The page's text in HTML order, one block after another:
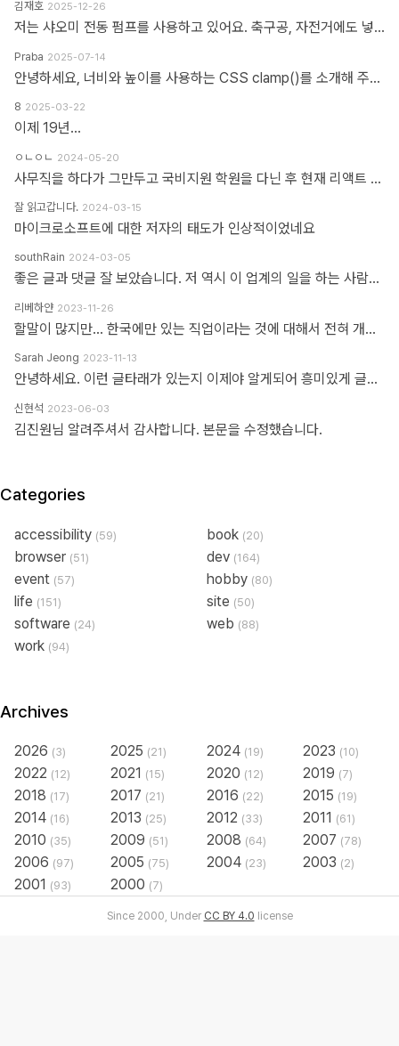
김재호 2025-12-26
저는 샤오미 전동 펌프를 사용하고 있어요. 축구공, 자전거에도 넣을 수 있고 자동차 바퀴에도 넣을 수 있어요. 아주 만족스럽습니다.
Praba 2025-07-14
안녕하세요, 너비와 높이를 사용하는 CSS clamp()를 소개해 주셔서 감사합니다. 작업 부담을 최소화하기 위해 calc(), min, max 등 언급하신 모든 기능을 갖춘 도구를 개발했습니다. https://clampgenerator.com/tools/layout-spacing-size/?property=width 에서 확인해 보세요. 즐거운 코딩 되세요.
8 2025-03-22
이제 19년...
ㅇㄴㅇㄴ 2024-05-20
사무직을 하다가 그만두고 국비지원 학원을 다닌 후 현재 리액트 개발자로 일하고 있습니다 다행인지 불행인지(?) 컴퓨터 학원을 간게 아니라 디자인 학원을 가게 되었고 그곳에서는 퍼블리셔와 프론트엔드 개발자의 용어를 혼동해서 사용하였습니다 즉 저는 한동한 "HTML 마크업 + 스타일링 + 약간의 이벤트" 오로지 "사용자가 보고 있는 부분"만 다루는 작업이 "프론트엔드 개발"로 알고 있었습니다 ============> 우리가 흔히 퍼블리셔라고 불리는 영역입니다 하지만 학습할수록 사용자 영역과 소위 백엔드라고 불리는 영역과의 호환이 필요하다는 것을 알게 되었고 그때부터 지금까지 배웠던것과 전혀 다른 역할과 기능들을 학습하게 되었습니다 즉 자바스크립트도 event와 document 부분이 아닌 배열과 객체를 편집하는 것을 배워야 하고 API를 호출해 어떻게 사용자 영역으로 가져와야 하는가 등등 기존 퍼블리셔 역할군과 전혀 다른 것들을 다루게 되었습니다 ============> 이것이 프론트엔드 영역입니다 제가 두 가지 길을 모두 걸어본 바 프론트엔드 개발은 퍼블리셔의 완벽한 상위 호환이고 추구하는 목적도, 기술도 완전히 다릅니다 처음부터 다른 길을 가야하고 생각의 구조도 다르게 가야합니다 그런 의미에서 처음에 퍼블리셔라는 말이 처음에는 편가르기 하는것처럼 싫었지만 지금은 명확하게 길을 제시한다는 관점에서 좋다는 생각을 해봅니다
잘 읽고갑니다. 2024-03-15
마이크로소프트에 대한 저자의 태도가 인상적이었네요
southRain 2024-03-05
좋은 글과 댓글 잘 보았습니다. 저 역시 이 업계의 일을 하는 사람으로써 '웹퍼블리셔' 라는 단어를 만드신 분을 이제 알았네요. 해당 용어를 만들어주셔서 감사합니다. 그 덕에 제 업무에 대한 명확한 기준을 세울 수 있었습니다. 전 이제껏 '웹퍼블리셔' 라는 직무에 부끄러운 적 없었습니다. '웹 퍼블리셔' 라는 직무를 부끄러워 하는 건, 본인이 해당 업무를 제대로 이해하지 못하고 잘 수행하지 못하기 때문이라고 생각해요. 해외와 국내의 개발업무 포지션에 대한 단어가 다를 뿐인데, 유독 국내 개발자들 중에는 굳이 급을 나누는 분들이 많더라구요. 근데 그렇게 급을 나누는 만큼 기본이 되어있는지 의심스러울 때도 많았습니다. 퍼블리셔와 상의없이 css framework 로 화면 대충 만들다가... 디자이너 요청 대로 화면 수정 못하고 대뜸 찾아와서는 수정해달라고 하는 적도 많았고... 만들어 준 화면도 자기 맘대로 이것저것 손대다가 오히려 화면 다 틀어지는 경우도 많이 봤습니다. 이런 걸 보면 오히려 '프론트엔드 개발자' 라고 본인을 지칭하는 분들이 해외와 전혀 다른 개념으로 이해하고 있는 게 아닌가 라는 생각도 들었습니다. 이제는 면역이 되서... 그런 분들 만나면 '그러려니...' 하고 말지만요. ㅎㅎ 각자가 맡은 업무가 있는 거고, 각자의 업무를 서로 존중하는 환경이 필요하다고 생각합니다. 그리고 각자의 자리에서 본인 업무를 충실하면 되지 않을까 싶습니다.
리베하얀 2023-11-26
할말이 많지만... 한국에만 있는 직업이라는 것에 대해서 전혀 개의치도 않고 부끄러워할 이유도 없다고 봅니다. 이 직업군에 대해서 이해라며녀 00년대에 무슨일이 일어났었는지.. 알필요가 있고 국내만의 특수한 환경때문에 만들어진 직업군이고... 근래에 들어 국제화가 되면서 문제시 몇몇분이 문제삼는것 같은데... 본인의 업무 바운더리는 본인이 만드는거지.. 그 단어안에 갇혀서 본인의 수준이나 인식을 만든다고 보지 않습니다. 코더니 UI개발자니, 퍼블리셔니, FE니.. 웹마스터니 풀스택이니 ㅎㅎ 많은 직업군으로 불리우고 있지만 솔직히 본인의 역량에 따라 불리운다고 생각합니다. 당시에 신현석님이 던진 하나의 단어에 여전히 밥먹고 살고 있고, 때때론 자부심도 느낍니다.
Sarah Jeong 2023-11-13
안녕하세요. 이런 글타래가 있는지 이제야 알게되어 흥미있게 글타래를 읽어보았네요. 제가 방금 글타래라고 쓴것처럼, 댓글이라는 단어에도 여러 다른 이름이 존재한다는 것을 우리는 암묵적으로 알고 있을 거라 생각하는데요 EX 1.) 글타래(민 우리말. 인터넷 게시판에서 어떤 게시글과 그에 대한 답신으로 쓰여진 게시글들의 모임. [NAVER 국어사전 글 인용]) = 댓글(게시물 밑에 남길 수 있는 글을 표현한 단어) = 코멘트(영어 코멘트를 한국어로 표현한 단어) = 리플(영어 reple을 한국어로 표현한 단어) = 스레드(thread) EX 2.) Height(사물의 높이, 사람의 키&신장, 키가 높음, 지상으로부터의 고도) 해당 단어는 발음에서 논란이 된적이 있습니다. (설마.. 고인물만 아는 거일지도...T^T..) 미국, 영국 등 주요국가에서는 해당 단어의 발음을 한국어 발음 표현으로 '하이트' or '하잍' 라고 읽으나, 스페인어로 해당 단어는 '헤이트' or '헤잍' 라고 읽습니다. 전 세계적으로 스페인어를 쓰는 인구는 2019년 3월 기준으로 4억 6천만명이며, 영어를 사용하는 인구는 3억 7천만명이라고 구글검색에 나옵니다. EX 3.) 2023년 현재 우리나라에서는 각 세대 별로 쓰는 한 가지 표현에 대한 단어들도 다릅니다. 50대 이상이신 분들은 한자어를 주로 사용하신 세대들이고, 10대 ~ 20대분들은 줄임말 또는 은어를 만들어 주로 사용하고 있습니다. 위의 예시와 같이 한 가지를 가리키는 명사에 여러가지 표현이 존재하고, 모든 사람들이 표준어 하나만 사용하고 있지 않으며, 전라도, 충정도, 경상도 방언이 존재한다는 사실도 암묵적으로 우리는 알고 있다 생각합니다 물론, 표준어처럼 한 가지 표현만 존재하면 다시 한번 확인하는 절차없이 의사소통이 원활할테지만, 우리는 일상속에서도 방언이나 댓글, 줄임말 등의 다른 표현들을 받아들이고 있는 존재들입니다. 만드신 분의 말씀대로 그저 지나온 과거에서는 그 표현이 필요하여 쓰여졌었다고 이해하고 넘어가시면 어떨까하여 주절대며 나불거려보았네요.. PS. 쓰잘데기 없는 제 생각을 읽어주셔서 고맙습니다.. AI도 발전해나가고 있는 마당에 같은 인종끼리 싸우지 맙시다~~~ㅋㅋㅋ
신현석 2023-06-03
김진원님 알려주셔서 감사합니다. 본문을 수정했습니다.
Categories
accessibility (59) book (20)
browser (51) dev (164)
event (57) hobby (80)
life (151) site (50)
software (24) web (88)
work (94)
Archives
2026 (3) 2025 (21) 2024 (19) 2023 (10)
2022 (12) 2021 (15) 2020 (12) 2019 (7)
2018 (17) 2017 (21) 2016 (22) 2015 (19)
2014 (16) 2013 (25) 2012 (33) 2011 (61)
2010 (35) 2009 (51) 2008 (64) 2007 (78)
2006 (97) 2005 (75) 2004 (23) 2003 (2)
2001 (93) 2000 (7)
Since 2000, Under CC BY 4.0 license